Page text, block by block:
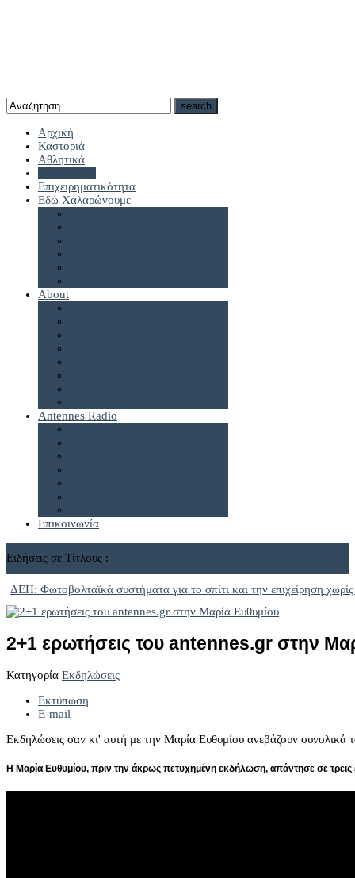
Αρχική
Καστοριά
Αθλητικά
Επιχειρηματικότητα
Εδώ Χαλαρώνουμε
About
Antennes Radio
Επικοινωνία
Ειδήσεις σε Τίτλους :
ΔΕΗ: Φωτοβολταϊκά συστήματα για το σπίτι και την επιχείρηση
2+1 ερωτήσεις του antennes.gr στην
Κατηγορία Εκδηλώσεις
Εκτύπωση
E-mail
Εκδηλώσεις σαν κι' αυτή με την Μαρία Ευθυμίου ανεβάζουν συνολικά
Η Μαρία Ευθυμίου, πριν την άκρως πετυχημένη εκδήλωση, απάντησε σε τρεις